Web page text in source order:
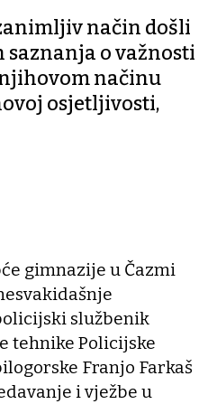
način došli
saznanja o važnosti
načinu
osjetljivosti,
gimnazije u Čazmi
službenik
tehnike Policijske
Franjo Farkaš
i vježbe u